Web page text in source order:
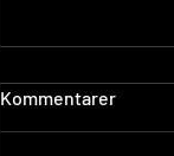
Kommentarer